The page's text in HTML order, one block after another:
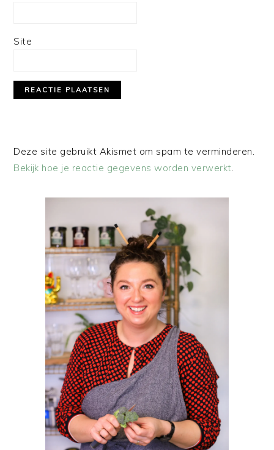
Site
Deze site gebruikt Akismet om spam te verminderen.
Bekijk hoe je reactie gegevens worden verwerkt